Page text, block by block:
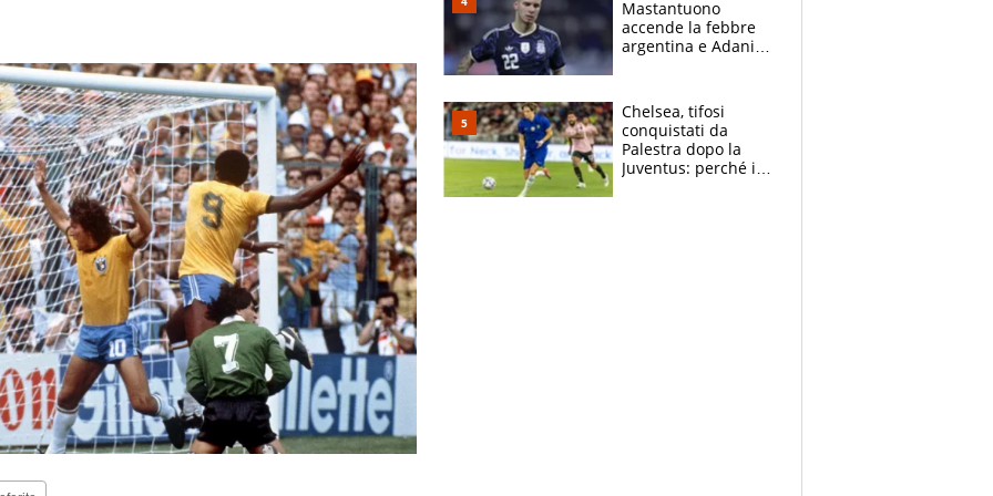
fratello calciatore
Mastantuono
accende la febbre
argentina e Adani
festa’ a Commisso
Chelsea, tifosi
conquistati da
Palestra dopo la
Juventus: perché i